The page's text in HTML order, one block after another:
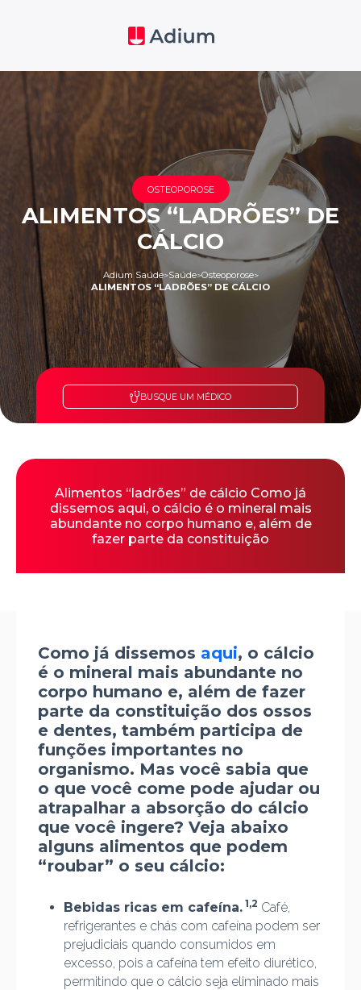
OSTEOPOROSE
ALIMENTOS “LADRÕES” DE
CÁLCIO
Adium Saúde>Saúde>Osteoporose>
ALIMENTOS “LADRÕES” DE CÁLCIO
BUSQUE UM MÉDICO
Alimentos “ladrões” de cálcio Como já
dissemos aqui, o cálcio é o mineral mais
abundante no corpo humano e, além de
fazer parte da constituição
Como já dissemos aqui, o cálcio
é o mineral mais abundante no
corpo humano e, além de fazer
parte da constituição dos ossos
e dentes, também participa de
funções importantes no
organismo. Mas você sabia que
o que você come pode ajudar ou
atrapalhar a absorção do cálcio
que você ingere? Veja abaixo
alguns alimentos que podem
“roubar” o seu cálcio:
Bebidas ricas em cafeína. 1,2 Café,
refrigerantes e chás com cafeína podem ser
prejudiciais quando consumidos em
excesso, pois a cafeína tem efeito diurético,
permitindo que o cálcio seja eliminado mais